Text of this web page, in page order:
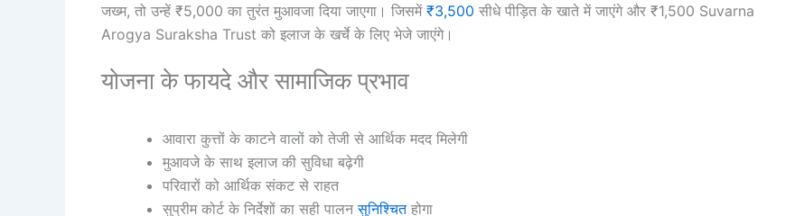
जख्म, तो उन्हें ₹5,000 का तुरंत मुआवजा दिया जाएगा। जिसमें ₹3,500 सीधे पीड़ित के खाते में जाएंगे और ₹1,500 Suvarna
Arogya Suraksha Trust को इलाज के खर्चे के लिए भेजे जाएंगे।
योजना के फायदे और सामाजिक प्रभाव
आवारा कुत्तों के काटने वालों को तेजी से आर्थिक मदद मिलेगी
मुआवजे के साथ इलाज की सुविधा बढ़ेगी
परिवारों को आर्थिक संकट से राहत
सुप्रीम कोर्ट के निर्देशों का सही पालनसुनिश्चितहोगा